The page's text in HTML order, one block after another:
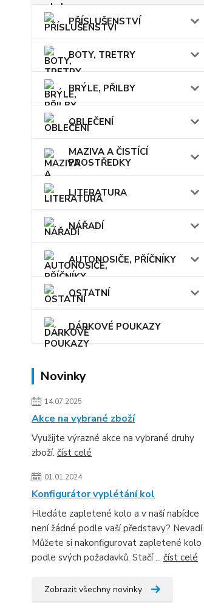
PŘÍSLUŠENSTVÍ
BOTY, TRETRY
BRÝLE, PŘILBY
OBLEČENÍ
MAZIVA A ČISTÍCÍ
PROSTŘEDKY
LITERATURA
NÁŘADÍ
AUTONOSIČE, PŘÍČNÍKY
OSTATNÍ
DÁRKOVÉ POUKAZY
Novinky
14.07.2025
Akce na vybrané zboží
Využijte výrazné akce na vybrané druhy
zboží. číst celé
01.01.2024
Konfigurátor vyplétání kol
Hledáte zapletené kolo a v naší nabídce
není žádné podle vaší představy? Nevadí.
Můžete si nakonfigurovat zapletené kolo
podle svých požadavků. Stačí ... číst celé
Zobrazit všechny novinky